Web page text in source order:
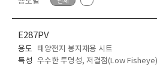
E287PV
용도
태양전지 봉지재용 시트
특성 우수한 투명성, 저결점(Low